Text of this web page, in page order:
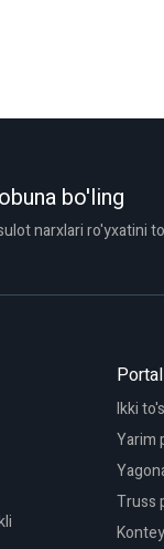
bo'ling
narxlari ro'yxatini
Ikki
Yarim
Truss